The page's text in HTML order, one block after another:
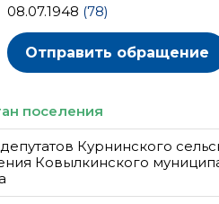
08.07.1948 (78)
Отправить обращение
поселения
Курнинского
Ковылкинского